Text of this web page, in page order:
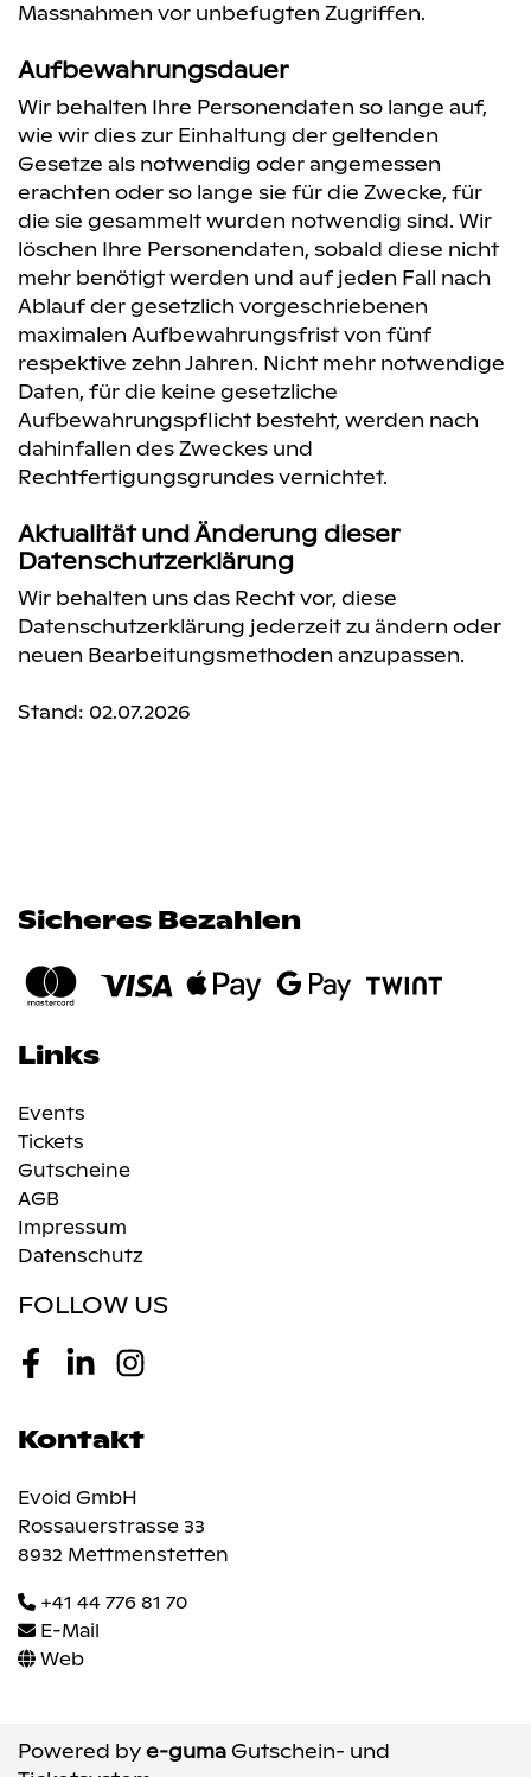
Massnahmen vor unbefugten Zugriffen.
Aufbewahrungsdauer
Wir behalten Ihre Personendaten so lange auf,
wie wir dies zur Einhaltung der geltenden
Gesetze als notwendig oder angemessen
erachten oder so lange sie für die Zwecke, für
die sie gesammelt wurden notwendig sind. Wir
löschen Ihre Personendaten, sobald diese nicht
mehr benötigt werden und auf jeden Fall nach
Ablauf der gesetzlich vorgeschriebenen
maximalen Aufbewahrungsfrist von fünf
respektive zehn Jahren. Nicht mehr notwendige
Daten, für die keine gesetzliche
Aufbewahrungspflicht besteht, werden nach
dahinfallen des Zweckes und
Rechtfertigungsgrundes vernichtet.
Aktualität und Änderung dieser
Datenschutzerklärung
Wir behalten uns das Recht vor, diese
Datenschutzerklärung jederzeit zu ändern oder
neuen Bearbeitungsmethoden anzupassen.
Stand: 02.07.2026
Sicheres Bezahlen
Links
Events
Tickets
Gutscheine
AGB
Impressum
Datenschutz
FOLLOW US
Facebook
LinkedInInstagram
Kontakt
Evoid GmbH
Rossauerstrasse 33
8932 Mettmenstetten
+41 44 776 81 70
E-Mail
Web
Powered bye-gumaGutschein- und